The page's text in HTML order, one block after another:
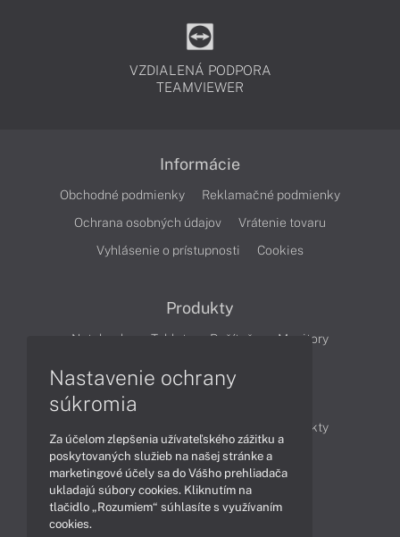
VZDIALENÁ PODPORA
TEAMVIEWER
Informácie
Obchodné podmienky
Reklamačné podmienky
Ochrana osobných údajov
Vrátenie tovaru
Vyhlásenie o prístupnosti
Cookies
Produkty
Notebooky Tablety Počítače Monitory
Produkty
Technológie
Videá
Obsah
Nastavenie ochrany
súkromia
Za účelom zlepšenia užívateľského zážitku a
poskytovaných služieb na našej stránke a
marketingové účely sa do Vášho prehliadača
ukladajú súbory cookies. Kliknutím na
tlačidlo „Rozumiem“ súhlasíte s využívaním
cookies.